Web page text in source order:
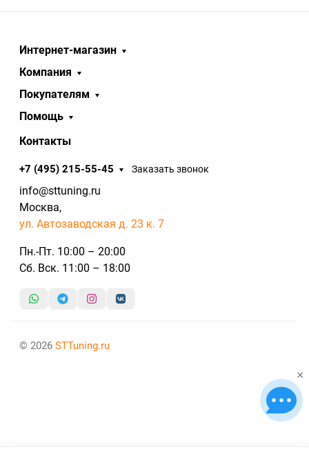
Интернет-магазин
Компания
Покупателям
Помощь
Контакты
+7 (495) 215-55-45 Заказать звонок
info@sttuning.ru
Москва,
ул. Автозаводская д. 23 к. 7
Пн.-Пт. 10:00 – 20:00
Сб. Вск. 11:00 – 18:00
© 2026 STTuning.ru
×